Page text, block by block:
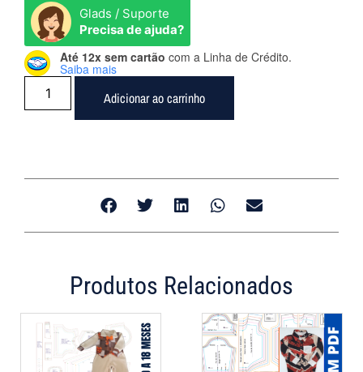
Glads / Suporte
Precisa de ajuda?
Até 12x sem cartão com a Linha de Crédito.
Saiba mais
Adicionar ao carrinho
Produtos Relacionados